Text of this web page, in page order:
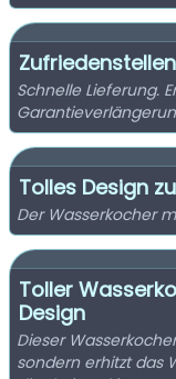
Schnelle Lieferung.
Tolles Design
Der Wasserkocher
Toller
Design
Dieser
sondern erhitzt das